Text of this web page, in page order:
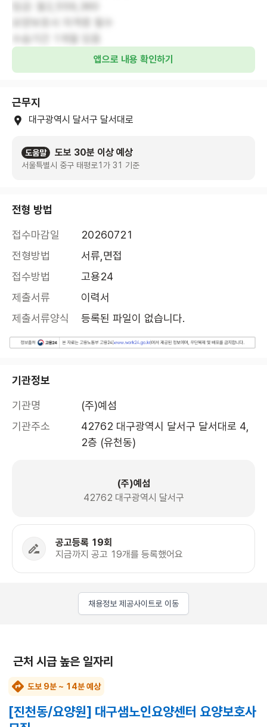
앱으로 내용 확인하기
근무지
대구광역시 달서구 달서대로
도움말 도보 30분 이상 예상
서울특별시 중구 태평로1가 31 기준
전형 방법
접수마감일
20260721
전형방법
서류,면접
접수방법
고용24
제출서류
이력서
제출서류양식
등록된 파일이 없습니다.
기관정보
기관명
(주)예섬
기관주소
42762 대구광역시 달서구 달서대로 4,
2층 (유천동)
(주)예섬
42762 대구광역시 달서구
공고등록 19회
지금까지 공고 19개를 등록했어요
채용정보 제공사이트로 이동
근처 시급 높은 일자리
도보 9분 ~ 14분 예상
[진천동/요양원] 대구샘노인요양센터 요양보호사